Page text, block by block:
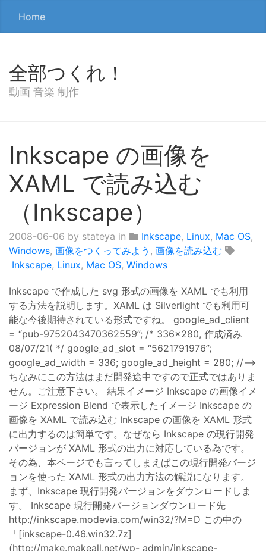
Home
全部つくれ！
動画 音楽 制作
Inkscape の画像を
XAML で読み込む
（Inkscape）
2008-06-06 by stateya in Inkscape, Linux, Mac OS,
Windows, 画像をつくってみよう , 画像を読み込む
Inkscape, Linux, Mac OS, Windows
Inkscape で作成した svg 形式の画像を XAML でも利用
する方法を説明します。XAML は Silverlight でも利用可
能な今後期待されている形式ですね。 google_ad_client
= “pub-9752043470362559”; /* 336x280, 作成済み
08/07/21( */ google_ad_slot = “5621791976”;
google_ad_width = 336; google_ad_height = 280; //–>
ちなみにこの方法はまだ開発途中ですので正式ではありま
せん。ご注意下さい。 結果イメージ Inkscape の画像イメ
ージ Expression Blend で表示したイメージ Inkscape の
画像を XAML で読み込む Inkscape の画像を XAML 形式
に出力するのは簡単です。なぜなら Inkscape の現行開発
バージョンが XAML 形式の出力に対応している為です。
その為、本ページでも言ってしまえばこの現行開発バージ
ョンを使った XAML 形式の出力方法の解説になります。
まず、Inkscape 現行開発バージョンをダウンロードしま
す。 Inkscape 現行開発バージョンダウンロード先
http://inkscape.modevia.com/win32/?M=D この中の
「[inkscape-0.46.win32.7z]
(http://make.makeall.net/wp- admin/inkscape-